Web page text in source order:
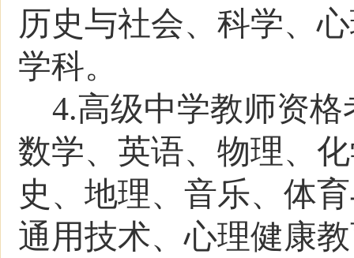
历史与社会、科学、
学科。
4.高级中学教师资
数学、英语、物理、
史、地理、音乐、体
通用技术、心理健康